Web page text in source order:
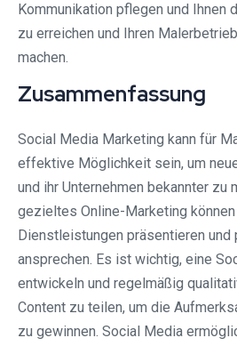
Kommunikation pflegen und Ihnen
zu erreichen und Ihren
machen.
Zusammenfassung
Social Media Marketing kann für
effektive Möglichkeit sein, um
und ihr Unternehmen bekannter zu
gezieltes Online-Marketing
Dienstleistungen präsentieren und
ansprechen. Es ist wichtig, eine
entwickeln und regelmäßig
Content zu teilen, um die
zu gewinnen. Social Media